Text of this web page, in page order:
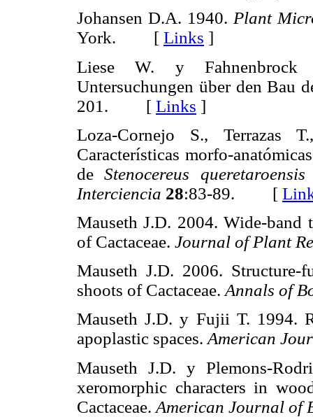
Johansen D.A. 1940.Plant
York. [ Links ]
Liese W. y Fahnenbrock
Untersuchungen über den Bau
201. [ Links ]
Loza-Cornejo S.,
Características morfo-
deStenocereus queretaroensis
Interciencia 28:83-89. [
Mauseth J.D. 2004. Wide-band
of Cactaceae. Journal of Plant
Mauseth J.D. 2006.
shoots of Cactaceae. Annals of
Mauseth J.D. y Fujii T. 1994.
apoplastic spaces. American
Mauseth J.D. y Plemons-
xeromorphic characters in
Cactaceae. American Journal of